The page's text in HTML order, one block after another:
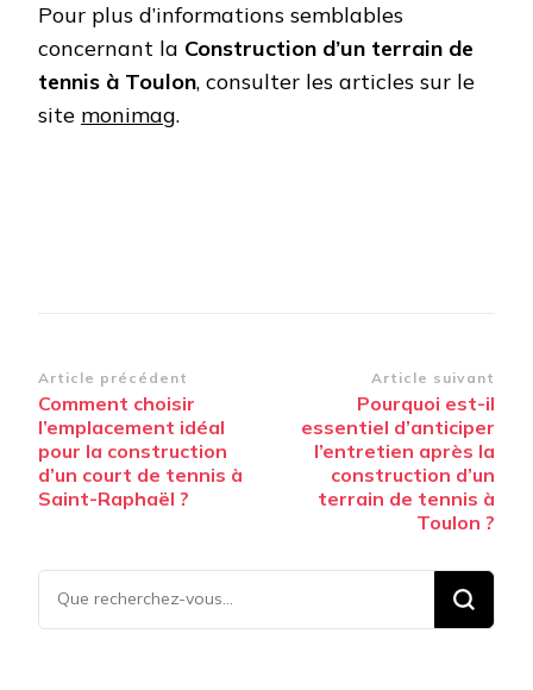
Pour plus d’informations semblables
concernant la Construction d’un terrain de
tennis à Toulon, consulter les articles sur le
site monimag.
Navigation
d’article
Article précédent
Comment choisir
l’emplacement idéal
pour la construction
d’un court de tennis à
Saint-Raphaël ?
Article suivant
Pourquoi est-il
essentiel d’anticiper
l’entretien après la
construction d’un
terrain de tennis à
Toulon ?
Vous
recherchiez